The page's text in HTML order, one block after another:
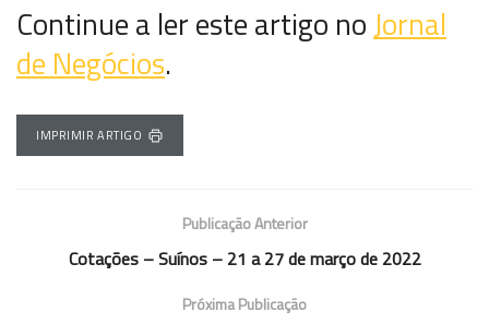
Continue a ler este artigo noJornal
de Negócios.
IMPRIMIR ARTIGO
Publicação Anterior
Cotações – Suínos – 21 a 27 de março de 2022
Próxima Publicação